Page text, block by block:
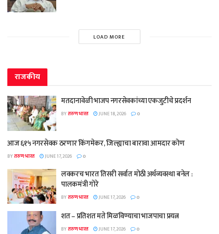
LOAD MORE
राजकीय
मतदानावेळी भाजप नगरसेवकांच्या एकजुटीचे प्रदर्शन
BYतरुण भारत JUNE 18, 2026 0
आज ६१५ नगरसेवक ठरणार किंगमेकर, जिल्ह्याचा बारावा आमदार कोण
BYतरुण भारत JUNE 17, 2026 0
लवकरच भारत तिसरी सर्वात मोठी अर्थव्यवस्था बनेल :
पालकमंत्री गोरे
BYतरुण भारत JUNE 17, 2026 0
शत – प्रतिशत मते मिळविण्याचा भाजपाचा प्रयत्न
BYतरुण भारत JUNE 17, 2026 0